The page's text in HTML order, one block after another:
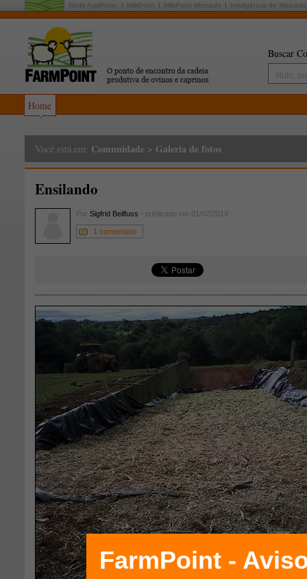
Rede AgriPoint: MilkPoint MilkPoint Mercado Inteligência de Mercado
Buscar
Home
Você está em: Comunidade > Galeria de fotos
Ensilando
Por Sigfrid Beilfuss - publicado em 01/07/2014
1 comentário